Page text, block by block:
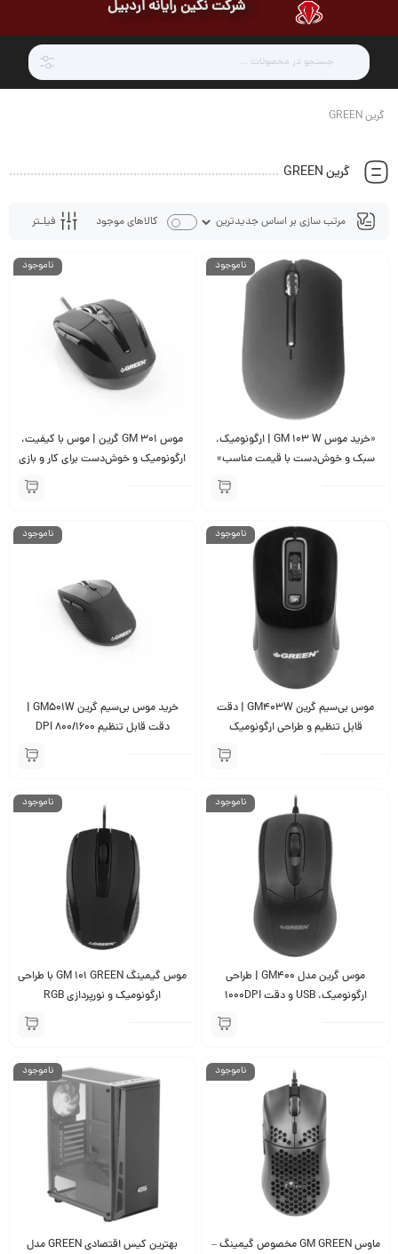
شرکت نگین رایانه اردبیل
گرین GREEN
گرین GREEN
فیلـتر کالاهای موجود
ناموجود
«خرید موس GM 103 W | ارگونومیک،
سبک و خوش‌دست با قیمت مناسب»
ناموجود
موس GM 301 گرین | موس با کیفیت،
ارگونومیک و خوش‌دست برای کار و بازی
ناموجود
موس بی‌سیم گرین GM403W | دقت
قابل تنظیم و طراحی ارگونومیک
ناموجود
خرید موس بی‌سیم گرین GM501W |
دقت قابل تنظیم 800/1600 DPI
ناموجود
موس گرین مدل GM400 | طراحی
ارگونومیک، USB و دقت 1000DPI
ناموجود
موس گیمینگ GM 101 GREEN با طراحی
ارگونومیک و نورپردازی RGB
ناموجود
ماوس GM GREEN مخصوص گیمینگ –
ناموجود
بهترین کیس اقتصادی GREEN مدل